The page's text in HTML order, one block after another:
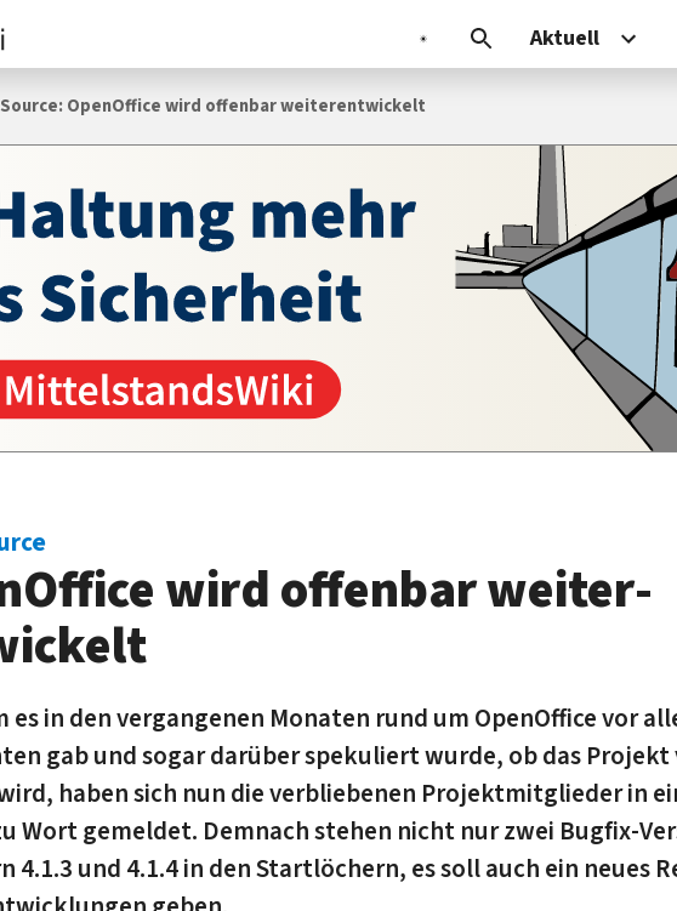
Aktuell
OpenOffice wird offen­bar weiter­entwickelt
wird offen­bar weiter­
es in den ver­gangenen Monaten rund um OpenOffice vor
gab und sogar darüber speku­liert wurde, ob das
haben sich nun die ver­blie­benen Projekt­mitglieder in
Wort gemeldet. Demnach stehen nicht nur zwei Bugfix-
4.1.3 und 4.1.4 in den Start­löchern, es soll auch ein neues